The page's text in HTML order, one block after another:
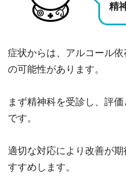
精
症状からは、アルコール
の可能性があります。
まず精神科を受診し、評
です。
適切な対応により改善が
すすめします。